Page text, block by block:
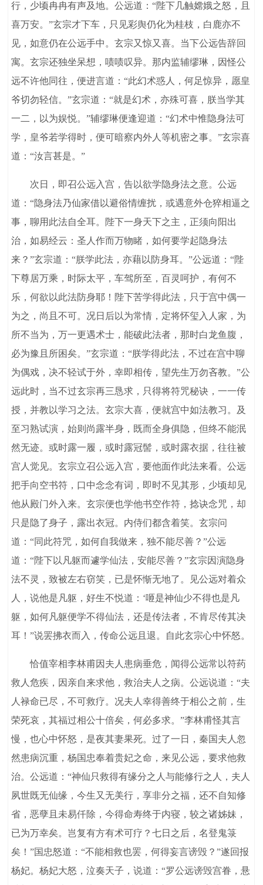
行，少顷冉冉有声及地。公远道：“陛下几触嫦娥之怒，且
喜万安。”玄宗才下车，只见彩舆仍化为桂枝，白鹿亦不
见，如意仍在公远手中。玄宗又惊又喜。当下公远告辞回
寓。玄宗还独坐呆想，啧啧叹异。那内监辅缪琳，因怪公
远不许他同往，便进言道：“此幻术惑人，何足惊异，愿皇
爷切勿轻信。”玄宗道：“就是幻术，亦殊可喜，朕当学其
一二，以为娱悦。”辅缪琳便逢迎道：“幻术中惟隐身法可
学，皇爷若学得时，便可暗察内外人等机密之事。”玄宗喜
道：“汝言甚是。”
次日，即召公远入宫，告以欲学隐身法之意。公远
道：“隐身法乃仙家借以避俗情缠扰，或遇意外仓猝相逼之
事，聊用此法自全耳。陛下一身天下之主，正须向阳出
治，如易经云：圣人作而万物睹，如何要学起隐身法
来？”玄宗道：“朕学此法，亦藉以防身耳。”公远道：“陛
下尊居万乘，时际太平，车驾所至，百灵呵护，有何不
乐，何欲以此法防身耶！陛下苦学得此法，只于宫中偶一
为之，尚且不可。况日后以为常情，定将怀玺入人家，为
所不当为，万一更遇术士，能破此法者，那时白龙鱼腹，
必为豫且所困矣。”玄宗道：“朕学得此法，不过在宫中聊
为偶戏，决不轻试于外，幸即相传，望先生万勿吝教。”公
远此时，当不过玄宗再三恳求，只得将符咒秘诀，一一传
授，并教以学习之法。玄宗大喜，便就宫中如法教习。及
至习熟试演，始则尚露半身，既而全身俱隐，但终不能泯
然无迹。或时露一履，或时露冠髻，或时露衣据，往往被
宫人觉见。玄宗立召公远入宫，要他面作此法来看。公远
把手向空书符，口中念念有词，即时不见其形，少顷却见
他从殿门外入来。玄宗便也学他书空作符，捻诀念咒，却
只是隐了身子，露出衣冠。内侍们都含着笑。玄宗问
道：“同此符咒，如何自我做来，独不能尽善？”公远
道：“陛下以凡躯而遽学仙法，安能尽善？”玄宗因演隐身
法不灵，致被左右窃笑，已是怀惭无地了。见公远对着众
人，说他是凡躯，好生不悦道：‘咂是神仙少不得也是凡
躯，如何凡躯便学不得仙法，还是传法者，不肯尽传其决
耳！”说罢拂衣而入，传命公远且退。自此玄宗心中怀怒。
恰值宰相李林甫因夫人患病垂危，闻得公远常以符药
救人危疾，因亲自来求他，救治夫人之病。公远说道：“夫
人禄命已尽，不可救疗。况夫人幸得善终于相公之前，生
荣死哀，其福过相公十倍矣，何必多求。”李林甫怪其言
慢，也心中怀怒，是夜其妻果死。过了一日，秦国夫人忽
然患病沉重，杨国忠奉着贵妃之命，来见公远，要求他救
治。公远道：“神仙只救得有缘分之人与能修行之人，夫人
夙世既无仙缘，今生又无美行，享非分之福，还不自知修
省，恶孽且未易仟除，今得命寿终于内寝，较之诸姊妹，
已为万幸矣。岂复有方有术可疗？七日之后，名登鬼箓
矣！”国忠怒道：“不能相救也罢，何得妄言谤毁？”遂回报
杨妃。杨妃大怒，泣奏天子，说道：“罗公远谤毁宫眷，悬